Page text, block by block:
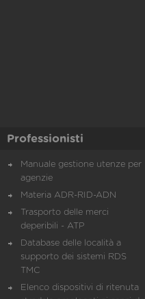
Professionisti
Manuale gestione utenze per
agenzie
Materia ADR-RID-ADN
Trasporto delle merci
deperibili - ATP
Database delle località a
supporto dei sistemi RDS
TMC
Elenco dispositivi di ritenuta